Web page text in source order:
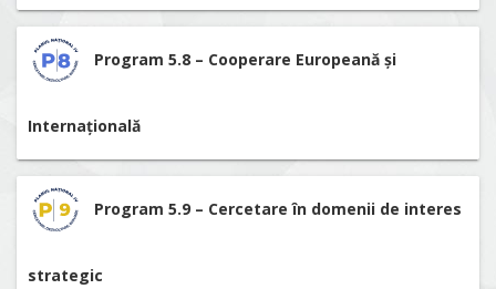
Program 5.8 – Cooperare Europeană și
Internațională
Program 5.9 – Cercetare în domenii de interes
strategic